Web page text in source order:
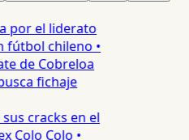
por el liderato
fútbol chileno •
de Cobreloa
fichaje
cracks en el
Colo Colo •